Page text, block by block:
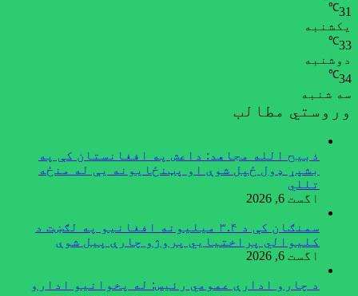
31
℃
یکشنبه
33
℃
دوشنبه
34
℃
سه شنبه
وروستي مطالب
ذبیح الله مجاهد: داعش په افغانستان کې په
بشپړ ډول ځپل شوې او پټنځایونه یې له منځه
تللي
اگست 6, 2026
سمنګان کې د ۳.۴ میلیونه افغانیو په لګښت د
کلیوالي پراختیايي پروژو چارې پیل شوې
اگست 6, 2026
د چارو ادارې عمومي رئیس: له پخوانیو ادارو